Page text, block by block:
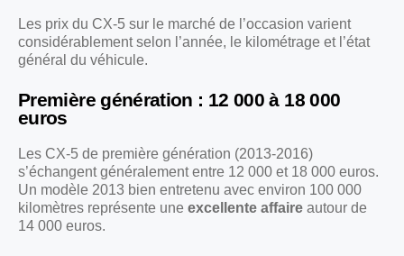
Les prix du CX-5 sur le marché de l’occasion varient
considérablement selon l’année, le kilométrage et l’état
général du véhicule.
Première génération : 12 000 à 18 000
euros
Les CX-5 de première génération (2013-2016)
s’échangent généralement entre 12 000 et 18 000 euros.
Un modèle 2013 bien entretenu avec environ 100 000
kilomètres représente une excellente affaire autour de
14 000 euros.